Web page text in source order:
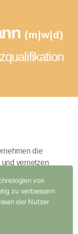
(m|w|d)
die
vernetzen
Chancen,
Fachkräfte.
von
zu verbessern
der Nutzer